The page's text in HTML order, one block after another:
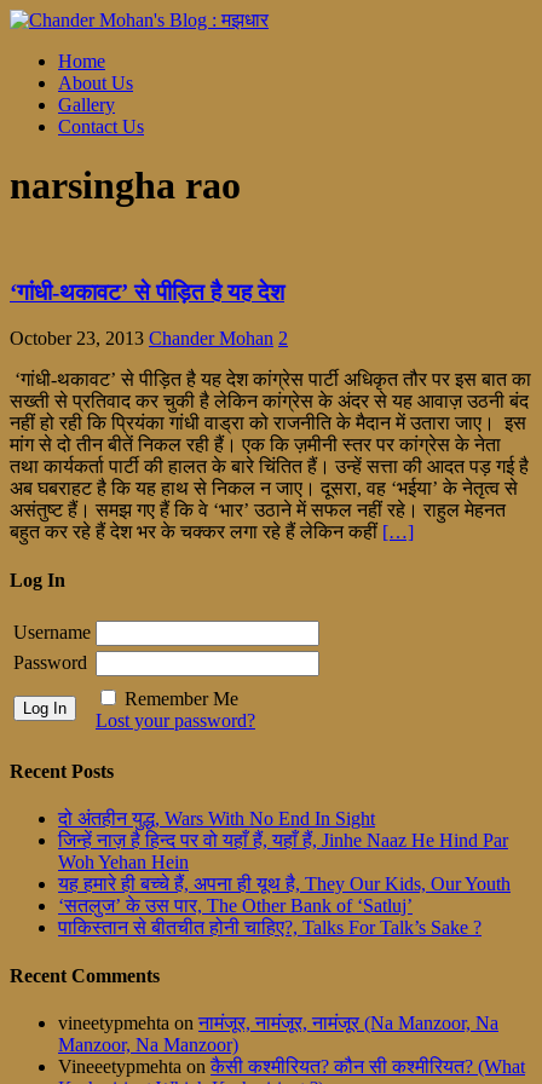
Home
About Us
Gallery
Contact Us
narsingha rao
‘गांधी-थकावट’ से पीड़ित है यह देश
October 23, 2013 Chander Mohan 2
‘गांधी-थकावट’ से पीड़ित है यह देश कांग्रेस पार्टी अधिकृत तौर पर इस बात का
सख्ती से प्रतिवाद कर चुकी है लेकिन कांग्रेस के अंदर से यह आवाज़ उठनी बंद
नहीं हो रही कि प्रियंका गांधी वाड्रा को राजनीति के मैदान में उतारा जाए। इस
मांग से दो तीन बीतें निकल रही हैं। एक कि ज़मीनी स्तर पर कांग्रेस के नेता
तथा कार्यकर्ता पार्टी की हालत के बारे चिंतित हैं। उन्हें सत्ता की आदत पड़ गई है
अब घबराहट है कि यह हाथ से निकल न जाए। दूसरा, वह ‘भईया’ के नेतृत्व से
असंतुष्ट हैं। समझ गए हैं कि वे ‘भार’ उठाने में सफल नहीं रहे। राहुल मेहनत
बहुत कर रहे हैं देश भर के चक्कर लगा रहे हैं लेकिन कहीं […]
Log In
Username
Password
Remember Me
Lost your password?
Recent Posts
दो अंतहीन युद्ध, Wars With No End In Sight
जिन्हें नाज़ है हिन्द पर वो यहाँ हैं, यहाँ हैं, Jinhe Naaz He Hind Par
Woh Yehan Hein
यह हमारे ही बच्चे हैं, अपना ही यूथ है, They Our Kids, Our Youth
‘सतलुज’ के उस पार, The Other Bank of ‘Satluj’
पाकिस्तान से बीतचीत होनी चाहिए?, Talks For Talk’s Sake ?
Recent Comments
vineetypmehta on नामंजूर, नामंजूर, नामंजूर (Na Manzoor, Na
Manzoor, Na Manzoor)
Vineeetypmehta on कैसी कश्मीरियत? कौन सी कश्मीरियत? (What